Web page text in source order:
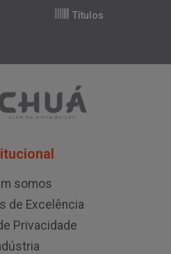
Títulos
somos
de Excelência
Privacidade